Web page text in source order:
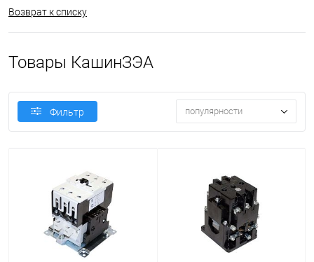
Возврат к списку
Товары КашинЗЭА
Фильтр популярности